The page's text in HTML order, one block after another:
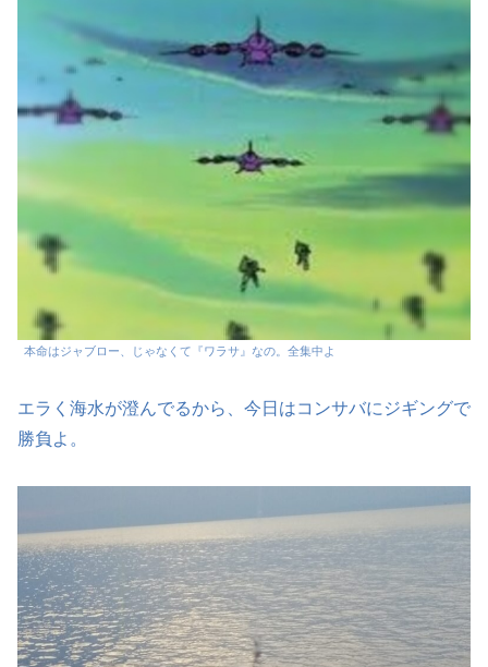
本命はジャブロー、じゃなくて『ワラサ』なの。全集中よ
エラく海水が澄んでるから、今日はコンサバにジギングで
勝負よ。